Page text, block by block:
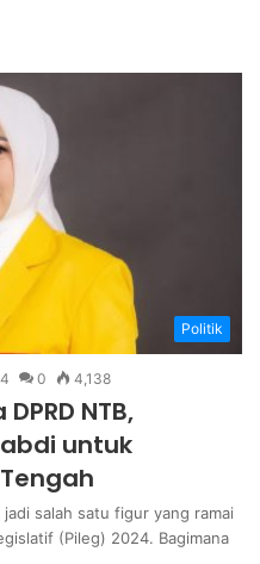
Politik
0 4,138
NTB,
untuk
salah satu figur yang ramai
(Pileg) 2024. Bagimana